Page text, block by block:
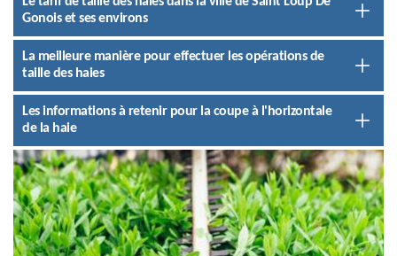
Gonois et ses environs
La meilleure manière pour effectuer les opérations de
taille des haies
Les informations à retenir pour la coupe à l'horizontale
de la haie